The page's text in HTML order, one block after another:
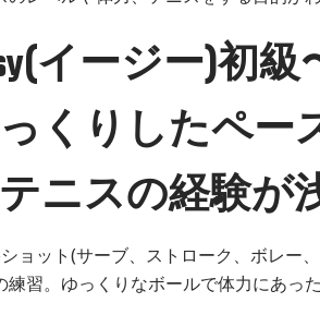
イージー)初級
くりしたペー
ニスの経験が
ョット(サーブ、ストローク、ボレー
練習。ゆっくりなボールで体力にあっ